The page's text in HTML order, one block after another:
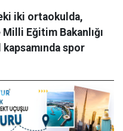
iki ortaokulda,
Eğitim Bakanlığı
spor